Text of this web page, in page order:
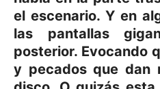
el escenario. Y en
las pantallas
posterior. Evocando
y pecados que dan